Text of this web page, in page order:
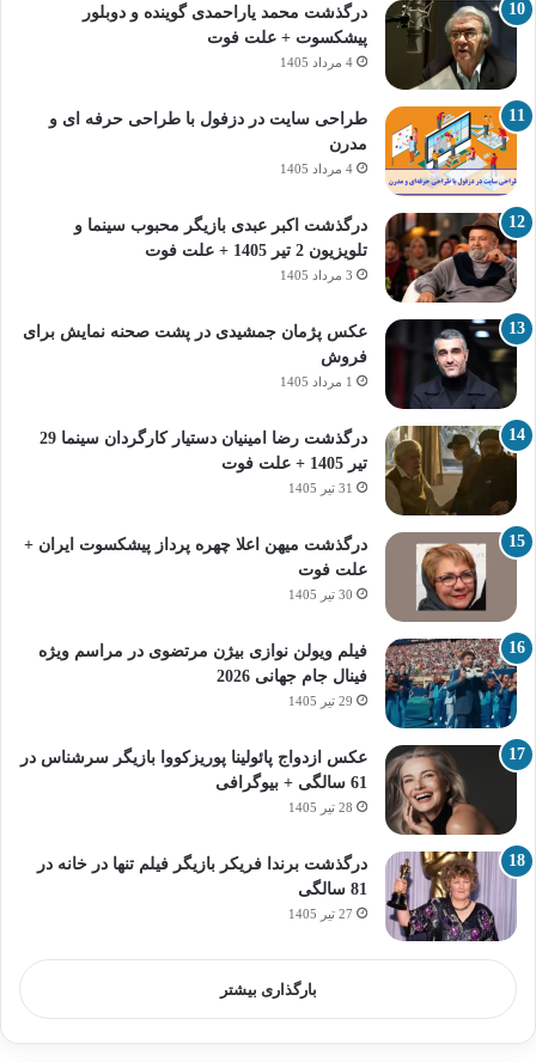
درگذشت محمد یاراحمدی گوینده و دوبلور
پیشکسوت + علت فوت
4 مرداد 1405
طراحی سایت در دزفول با طراحی حرفه‌ ای و
مدرن
4 مرداد 1405
درگذشت اکبر عبدی بازیگر محبوب سینما و
تلویزیون 2 تیر 1405 + علت فوت
3 مرداد 1405
عکس پژمان جمشیدی در پشت صحنه نمایش برای
فروش
1 مرداد 1405
درگذشت رضا امینیان دستیار کارگردان سینما 29
تیر 1405 + علت فوت
31 تیر 1405
درگذشت میهن اعلا چهره پرداز پیشکسوت ایران +
علت فوت
30 تیر 1405
فیلم ویولن نوازی بیژن مرتضوی در مراسم ویژه
فینال جام جهانی 2026
29 تیر 1405
عکس ازدواج پائولینا پوریزکووا بازیگر سرشناس در
61 سالگی + بیوگرافی
28 تیر 1405
درگذشت برندا فریکر بازیگر فیلم تنها در خانه در
81 سالگی
27 تیر 1405
بارگذاری بیشتر